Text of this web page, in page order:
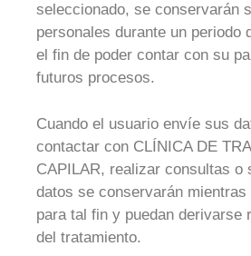
seleccionado, se conservarán
personales durante un periodo
el fin de poder contar con su
futuros procesos.
Cuando el usuario envíe sus
contactar con CLÍNICA DE
CAPILAR, realizar consultas o
datos se conservarán
para tal fin y puedan derivarse
del tratamiento.